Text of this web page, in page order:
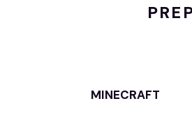
MINECRAFT